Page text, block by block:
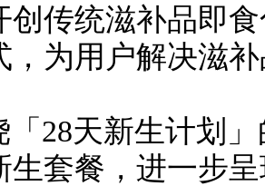
创传统滋补品即
，为用户解决滋
「28天新生计划
生套餐，进一步